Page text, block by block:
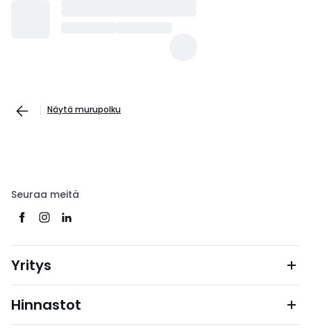
Näytä murupolku
Seuraa meitä
Yritys
Hinnastot